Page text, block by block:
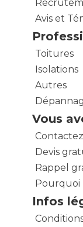
Avis et
Toitures
Isolations
Autres
Vous
Devis
Rappel
Pourquoi
Infos